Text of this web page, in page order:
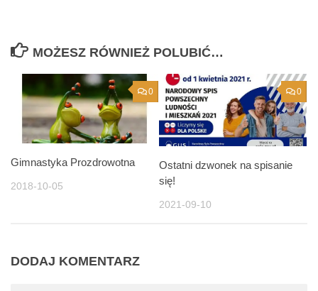
MOŻESZ RÓWNIEŻ POLUBIĆ…
0
Gimnastyka Prozdrowotna
2018-10-05
0
Ostatni dzwonek na spisanie
się!
2021-09-10
DODAJ KOMENTARZ